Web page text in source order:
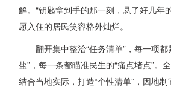
解。“钥匙拿到手的那一刻，悬了好几年
愿入住的居民笑容格外灿烂。
翻开集中整治“任务清单”，每一项
盐”，每一条都瞄准民生的“痛点堵点”。
结合当地实际，打造“个性清单”，因地